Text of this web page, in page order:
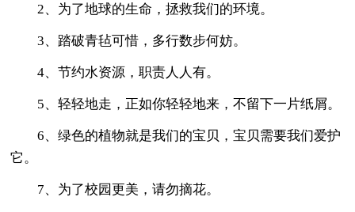
2、为了地球的生命，拯救我们的环境。
3、踏破青毡可惜，多行数步何妨。
4、节约水资源，职责人人有。
5、轻轻地走，正如你轻轻地来，不留下一片纸屑。
6、绿色的植物就是我们的宝贝，宝贝需要我们爱护
它。
7、为了校园更美，请勿摘花。